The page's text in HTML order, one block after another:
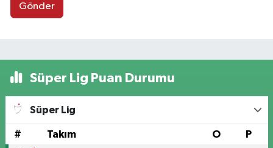
Gönder
Süper Lig Puan Durumu
Süper Lig
# Takım O P